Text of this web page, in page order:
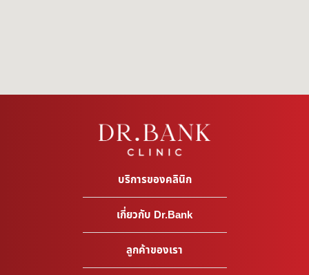
บริการของคลินิก
เกี่ยวกับ Dr.Bank
ลูกค้าของเรา